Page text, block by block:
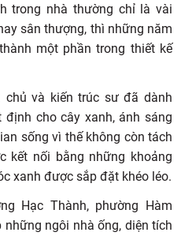
trong nhà thường chỉ là vài
sân thượng, thì những năm
một phần trong thiết kế
và kiến trúc sư đã dành
cho cây xanh, ánh sáng
sống vì thế không còn tách
kết nối bằng những khoảng
xanh được sắp đặt khéo léo.
Hạc Thành, phường Hàm
những ngôi nhà ống, diện tích